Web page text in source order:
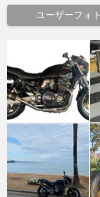
ユーザーフォト